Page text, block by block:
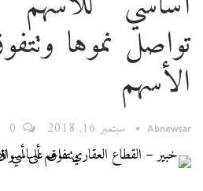
تواصل نموها
الأسهم
Abnewsar سبتمبر 16, 2018